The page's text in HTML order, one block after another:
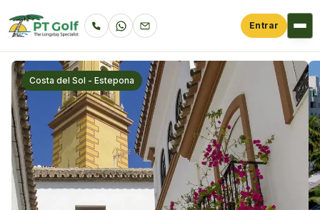
Entrar
Costa del Sol - Estepona